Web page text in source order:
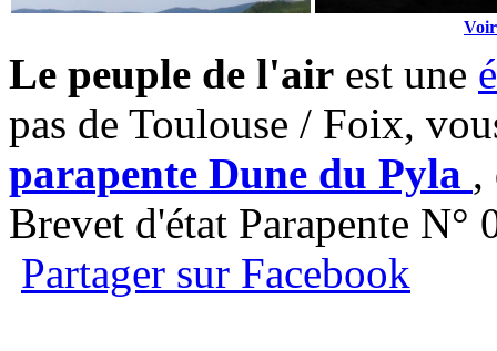
Voir
Le peuple de l'air est une
pas de Toulouse / Foix,
parapente Dune du Pyla ,
Brevet d'état Parapente N°
Partager sur Facebook